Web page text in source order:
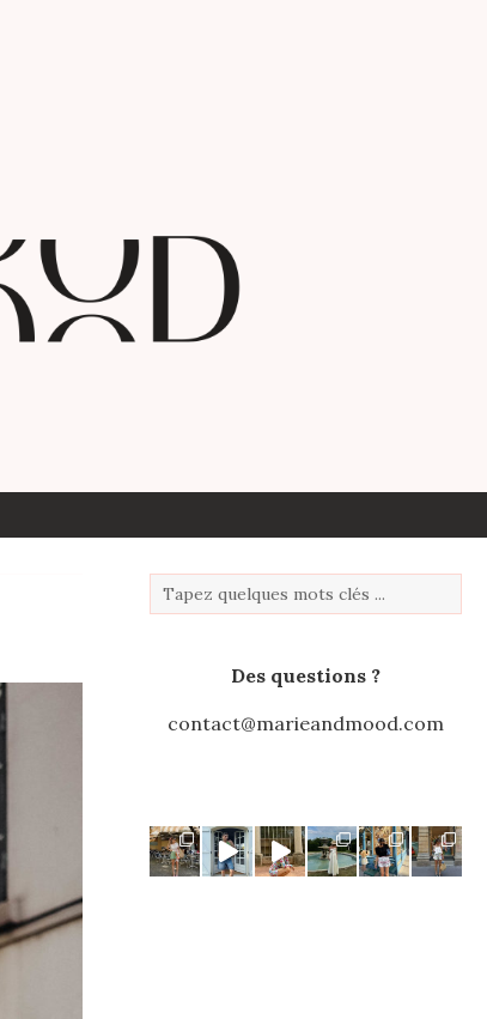
Des questions ?
contact@marieandmood.com